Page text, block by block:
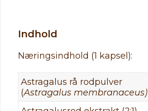
Indhold
Næringsindhold (1 kapsel):
Astragalus rå rodpulver
(Astragalus membranaceus)